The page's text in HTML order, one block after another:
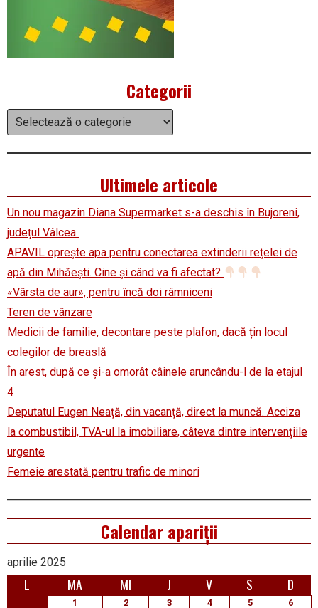
Categorii
Categorii
Ultimele articole
Un nou magazin Diana Supermarket s-a deschis în Bujoreni,
județul Vâlcea
APAVIL oprește apa pentru conectarea extinderii rețelei de
apă din Mihăești. Cine și când va fi afectat?
«Vârsta de aur», pentru încă doi râmniceni
Teren de vânzare
Medicii de familie, decontare peste plafon, dacă țin locul
colegilor de breaslă
În arest, după ce și-a omorât câinele aruncându-l de la etajul
4
Deputatul Eugen Neață, din vacanță, direct la muncă. Acciza
la combustibil, TVA-ul la imobiliare, câteva dintre intervențiile
urgente
Femeie arestată pentru trafic de minori
Calendar apariții
aprilie 2025
L MA MI J V S D
1 2 3 4 5
6